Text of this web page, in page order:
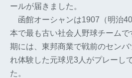
ールが届きました。
函館オーシャンは1907（明治
本で最も古い社会人野球チーム
期には、東邦商業で戦前のセン
れ体験した元球児3人がプレーし
た。